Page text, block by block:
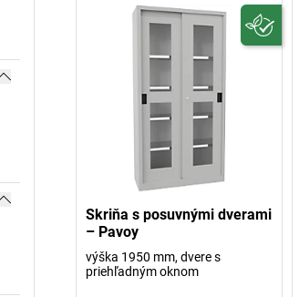
Skriňa s posuvnými dverami
– Pavoy
výška 1950 mm, dvere s
priehľadným oknom